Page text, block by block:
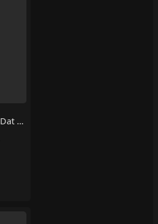
I-Dle (아이들) ‘Gimme Dat Love’